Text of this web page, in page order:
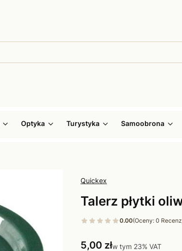
Optyka Turystyka Samoobrona
Quickex
Talerz płytki
0.00(Oceny: 0
Cena
5,00 złw tym 23% VAT
w tym 23% VAT